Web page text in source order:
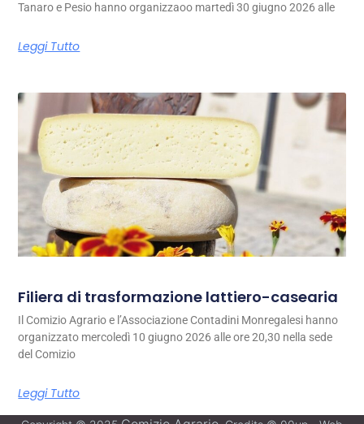
Tanaro e Pesio hanno organizzaoo martedì 30 giugno 2026 alle
Leggi Tutto
Filiera di trasformazione lattiero-casearia
Il Comizio Agrario e l’Associazione Contadini Monregalesi hanno
organizzato mercoledì 10 giugno 2026 alle ore 20,30 nella sede
del Comizio
Leggi Tutto